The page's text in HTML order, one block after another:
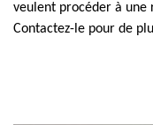
veulent procéder à une
Contactez-le pour de